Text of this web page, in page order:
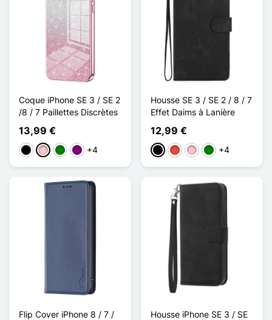
Coque iPhone SE 3 / SE 2
/8 / 7 Paillettes Discrètes
13,99 €
NegroRosaVerdePúrpura
+4
Housse SE 3 / SE 2 / 8 / 7
Effet Daims à Lanière
12,99 €
NegroRojoRosaVerde
+4
Flip Cover iPhone 8 / 7 /
Housse iPhone SE 3 / SE